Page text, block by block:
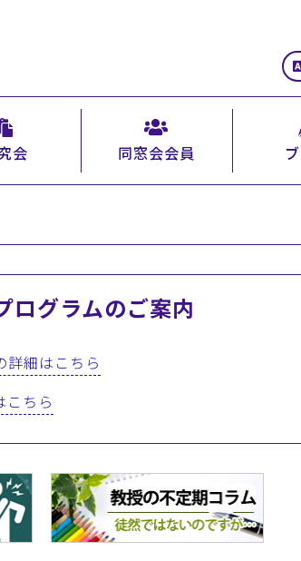
会 同窓会会員
ログラムのご案内
細はこちら
こちら